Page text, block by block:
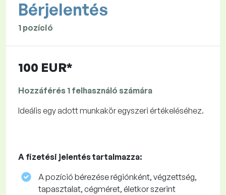
Bérjelentés
1 pozíció
100 EUR*
Hozzáférés 1 felhasználó számára
Ideális egy adott munkakör egyszeri értékeléséhez.
A fizetési jelentés tartalmazza:
A pozíció bérezése régiónként, végzettség,
tapasztalat, cégméret, életkor szerint